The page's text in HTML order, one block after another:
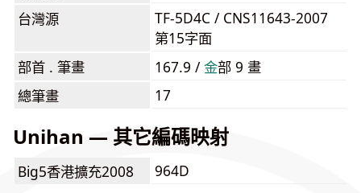
台灣源
TF-5D4C / CNS11643-2007
第15字面
部首 . 筆畫
167.9 /⾦部 9 畫
總筆畫
17
Unihan — 其它編碼映射
Big5香港擴充2008 964D